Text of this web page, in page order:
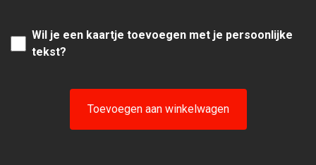
Wil je een kaartje toevoegen met je persoonlijke
tekst?
Toevoegen aan winkelwagen